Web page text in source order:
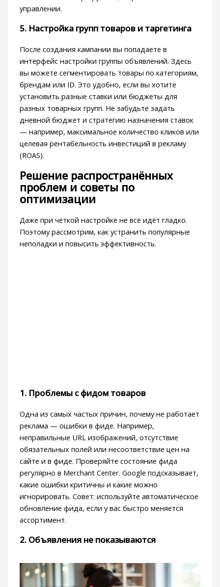
управлении.
5. Настройка групп товаров и таргетинга
После создания кампании вы попадаете в
интерфейс настройки группы объявлений. Здесь
вы можете сегментировать товары по категориям,
брендам или ID. Это удобно, если вы хотите
установить разные ставки или бюджеты для
разных товарных групп. Не забудьте задать
дневной бюджет и стратегию назначения ставок
— например, максимальное количество кликов или
целевая рентабельность инвестиций в рекламу
(ROAS).
Решение распространённых
проблем и советы по
оптимизации
Даже при чёткой настройке не всё идёт гладко.
Поэтому рассмотрим, как устранить популярные
неполадки и повысить эффективность.
1. Проблемы с фидом товаров
Одна из самых частых причин, почему не работает
реклама — ошибки в фиде. Например,
неправильные URL изображений, отсутствие
обязательных полей или несоответствие цен на
сайте и в фиде. Проверяйте состояние фида
регулярно в Merchant Center. Google подсказывает,
какие ошибки критичны и какие можно
игнорировать. Совет: используйте автоматическое
обновление фида, если у вас быстро меняется
ассортимент.
2. Объявления не показываются